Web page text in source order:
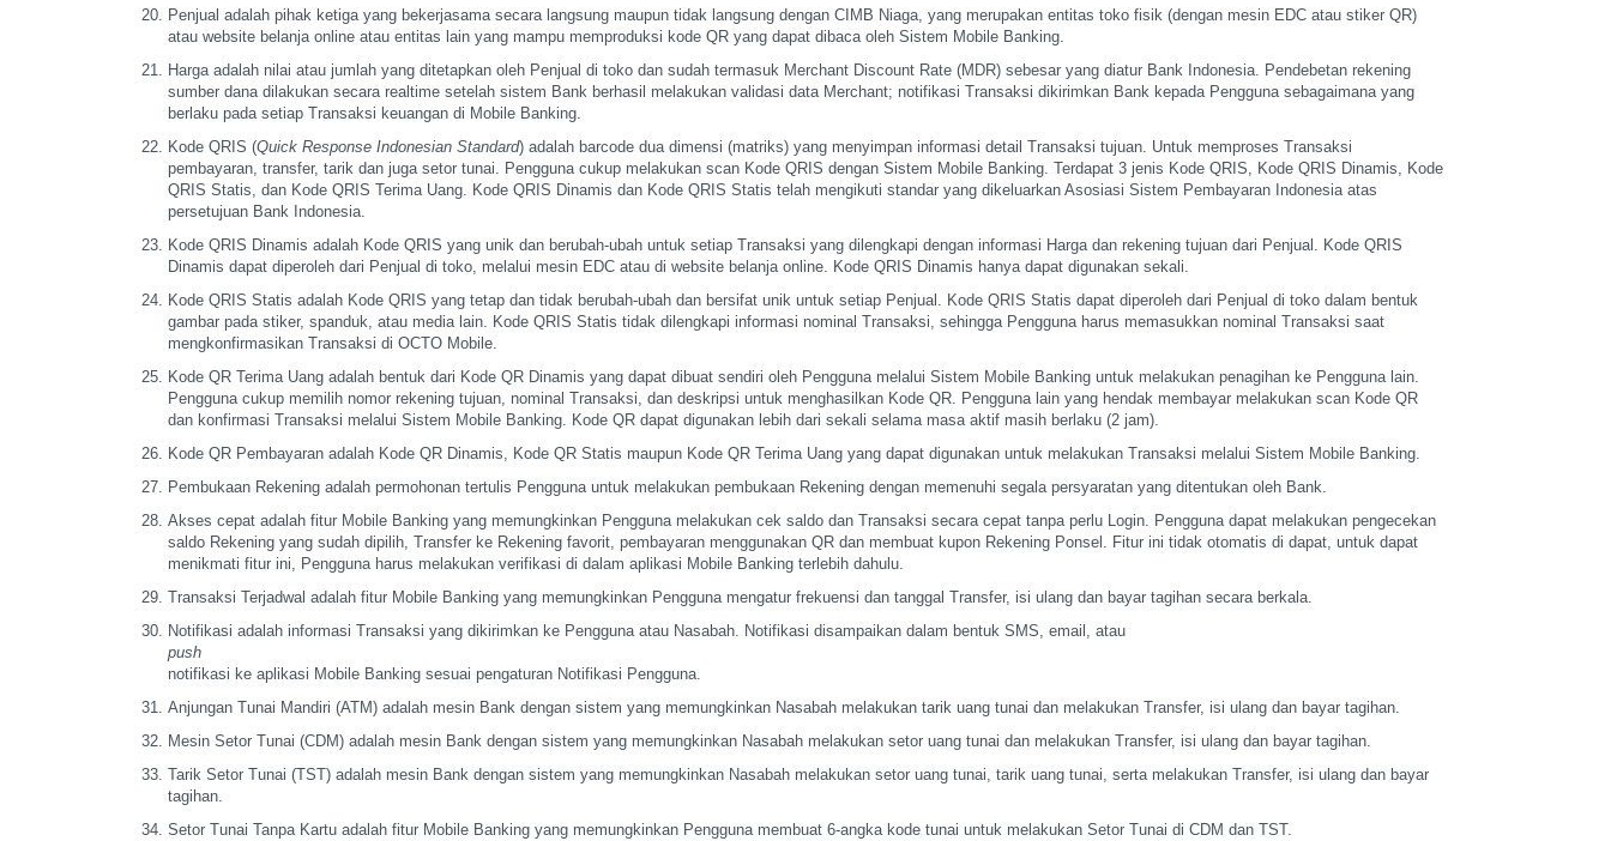
Penjual adalah pihak ketiga yang bekerjasama secara langsung maupun tidak langsung dengan CIMB Niaga, yang merupakan entitas toko fisik (dengan mesin EDC atau stiker QR)
atau website belanja online atau entitas lain yang mampu memproduksi kode QR yang dapat dibaca oleh Sistem Mobile Banking.
Harga adalah nilai atau jumlah yang ditetapkan oleh Penjual di toko dan sudah termasuk Merchant Discount Rate (MDR) sebesar yang diatur Bank Indonesia. Pendebetan rekening
sumber dana dilakukan secara realtime setelah sistem Bank berhasil melakukan validasi data Merchant; notifikasi Transaksi dikirimkan Bank kepada Pengguna sebagaimana yang
berlaku pada setiap Transaksi keuangan di Mobile Banking.
Kode QRIS (Quick Response Indonesian Standard) adalah barcode dua dimensi (matriks) yang menyimpan informasi detail Transaksi tujuan. Untuk memproses Transaksi
pembayaran, transfer, tarik dan juga setor tunai. Pengguna cukup melakukan scan Kode QRIS dengan Sistem Mobile Banking. Terdapat 3 jenis Kode QRIS, Kode QRIS Dinamis, Kode
QRIS Statis, dan Kode QRIS Terima Uang. Kode QRIS Dinamis dan Kode QRIS Statis telah mengikuti standar yang dikeluarkan Asosiasi Sistem Pembayaran Indonesia atas
persetujuan Bank Indonesia.
Kode QRIS Dinamis adalah Kode QRIS yang unik dan berubah-ubah untuk setiap Transaksi yang dilengkapi dengan informasi Harga dan rekening tujuan dari Penjual. Kode QRIS
Dinamis dapat diperoleh dari Penjual di toko, melalui mesin EDC atau di website belanja online. Kode QRIS Dinamis hanya dapat digunakan sekali.
Kode QRIS Statis adalah Kode QRIS yang tetap dan tidak berubah-ubah dan bersifat unik untuk setiap Penjual. Kode QRIS Statis dapat diperoleh dari Penjual di toko dalam bentuk
gambar pada stiker, spanduk, atau media lain. Kode QRIS Statis tidak dilengkapi informasi nominal Transaksi, sehingga Pengguna harus memasukkan nominal Transaksi saat
mengkonfirmasikan Transaksi di OCTO Mobile.
Kode QR Terima Uang adalah bentuk dari Kode QR Dinamis yang dapat dibuat sendiri oleh Pengguna melalui Sistem Mobile Banking untuk melakukan penagihan ke Pengguna lain.
Pengguna cukup memilih nomor rekening tujuan, nominal Transaksi, dan deskripsi untuk menghasilkan Kode QR. Pengguna lain yang hendak membayar melakukan scan Kode QR
dan konfirmasi Transaksi melalui Sistem Mobile Banking. Kode QR dapat digunakan lebih dari sekali selama masa aktif masih berlaku (2 jam).
Kode QR Pembayaran adalah Kode QR Dinamis, Kode QR Statis maupun Kode QR Terima Uang yang dapat digunakan untuk melakukan Transaksi melalui Sistem Mobile Banking.
Pembukaan Rekening adalah permohonan tertulis Pengguna untuk melakukan pembukaan Rekening dengan memenuhi segala persyaratan yang ditentukan oleh Bank.
Akses cepat adalah fitur Mobile Banking yang memungkinkan Penggunamelakukan cek saldo dan Transaksi secara cepat tanpa perlu Login. Pengguna dapat melakukan pengecekan
saldo Rekening yang sudah dipilih, Transfer ke Rekening favorit, pembayaran menggunakan QR dan membuat kupon Rekening Ponsel. Fitur ini tidak otomatis di dapat, untuk dapat
menikmati fitur ini, Pengguna harus melakukan verifikasi di dalam aplikasi Mobile Banking terlebih dahulu.
Transaksi Terjadwal adalah fitur Mobile Banking yang memungkinkan Pengguna mengatur frekuensi dan tanggal Transfer, isi ulang dan bayar tagihan secara berkala.
Notifikasi adalah informasi Transaksi yang dikirimkan ke Pengguna atau Nasabah. Notifikasi disampaikan dalam bentuk SMS, email, atau
push
notifikasi ke aplikasi Mobile Banking sesuai pengaturan Notifikasi Pengguna.
Anjungan Tunai Mandiri (ATM) adalah mesin Bank dengan sistem yang memungkinkan Nasabah melakukan tarik uang tunai dan melakukan Transfer, isi ulang dan bayar tagihan.
Mesin Setor Tunai (CDM) adalah mesin Bank dengan sistem yang memungkinkan Nasabah melakukan setor uang tunai dan melakukan Transfer, isi ulang dan bayar tagihan.
Tarik Setor Tunai (TST) adalah mesin Bank dengan sistem yang memungkinkan Nasabah melakukan setor uang tunai, tarik uang tunai, sertamelakukan Transfer, isi ulang dan bayar
tagihan.
Setor Tunai Tanpa Kartu adalah fitur Mobile Banking yang memungkinkan Pengguna membuat 6-angka kode tunai untuk melakukan Setor Tunai di CDM dan TST.